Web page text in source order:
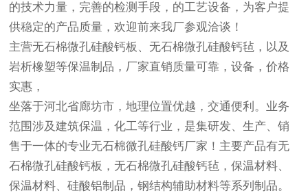
的技术力量，完善的检测手段，的工艺设备，为客户提
供稳定的产品质量，欢迎前来我厂参观洽谈！
主营无石棉微孔硅酸钙板、无石棉微孔硅酸钙毡，以及
岩析橡塑等保温制品，厂家直销质量可靠，设备，价格
实惠，
坐落于河北省廊坊市，地理位置优越，交通便利。业务
范围涉及建筑保温，化工等行业，是集研发、生产、销
售于一体的专业无石棉微孔硅酸钙厂家！主要产品有无
石棉微孔硅酸钙板，无石棉微孔硅酸钙毡，保温材料、
保温材料、硅酸铝制品，钢结构辅助材料等系列制品。